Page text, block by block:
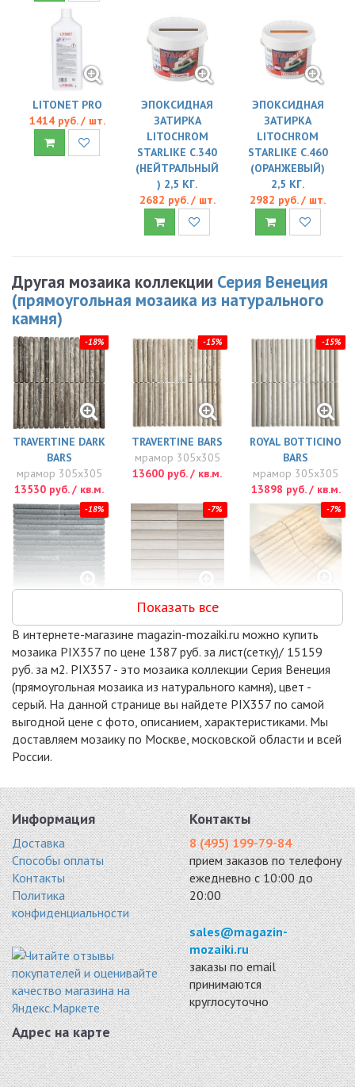
LITONET PRO
1414 руб. / шт.
ЭПОКСИДНАЯ
ЗАТИРКА
LITOCHROM
STARLIKE C.340
(НЕЙТРАЛЬНЫЙ
) 2,5 КГ.
2682 руб. / шт.
ЭПОКСИДНАЯ
ЗАТИРКА
LITOCHROM
STARLIKE C.460
(ОРАНЖЕВЫЙ)
2,5 КГ.
2982 руб. / шт.
Другая мозаика коллекции Серия Венеция
(прямоугольная мозаика из натурального
камня)
-18%
TRAVERTINE DARK
BARS
мрамор 305x305
13530 руб. / кв.м.
-15%
TRAVERTINE BARS
мрамор 305x305
13600 руб. / кв.м.
-15%
ROYAL BOTTICINO
BARS
мрамор 305x305
13898 руб. / кв.м.
-18%
камень 305x305
13899 руб. / кв.м.
-7%
PIX347
мрамор 305x318
14378 руб. / кв.м.
-7%
мрамор 300x305
14880 руб. / кв.м.
PIX343
15075 руб. / кв.м.
15075 руб. / кв.м.
15215 руб. / кв.м.
-7%
PIX341
мрамор 305x318
15215 руб. / кв.м.
-18%
CLOUD EMERALD
BARS
мрамор 305x305
15252 руб. / кв.м.
-7%
PIX346
мрамор 300x305
15285 руб. / кв.м.
-7%
PIX342
-7%
PIX356
-7%
PIX344
Показать все
В интернете-магазине magazin-mozaiki.ru можно купить
мозаика PIX357 по цене 1387 руб. за лист(сетку)/ 15159
руб. за м2. PIX357 - это мозаика коллекции Серия Венеция
(прямоугольная мозаика из натурального камня), цвет -
серый. На данной странице вы найдете PIX357 по самой
выгодной цене с фото, описанием, характеристиками. Мы
доставляем мозаику по Москве, московской области и всей
России.
Информация
Доставка
Способы оплаты
Контакты
Политика
конфиденциальности
Контакты
8 (495) 199-79-84
прием заказов по телефону
ежедневно с 10:00 до
20:00
sales@magazin-
mozaiki.ru
заказы по email
принимаются
круглосуточно
Адрес на карте